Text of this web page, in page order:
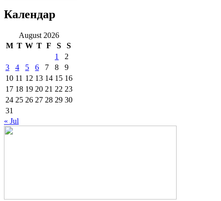
Календар
August 2026
M T W T F S
S
1
2
3
4 5 6 7 8
9
10 11 12 13 14 15 16
17 18 19 20 21 22 23
24 25 26 27 28 29 30
31
« Jul